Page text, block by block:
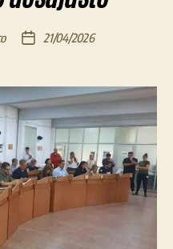
Fecha
entrada
21/04/2026